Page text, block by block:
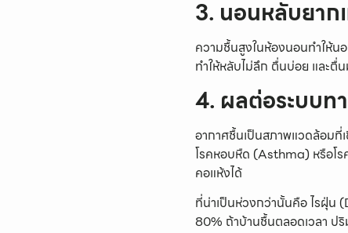
3. นอนหลับยาก
ความชื้นสูงในห้องนอนทำให้น
ทำให้หลับไม่ลึก ตื่นบ่อย และ
4. ผลต่อระบบท
อากาศชื้นเป็นสภาพแวดล้อมที่เ
โรคหอบหืด (Asthma) หรือโร
คอแห้งได้
ที่น่าเป็นห่วงกว่านั้นคือ ไรฝุ่น
80% ถ้าบ้านชื้นตลอดเวลา ป